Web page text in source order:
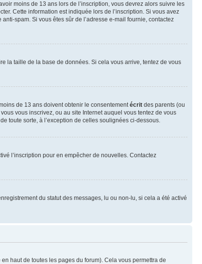
moins de 13 ans lors de l’inscription, vous devrez alors suivre les
Cette information est indiquée lors de l’inscription. Si vous avez
spam. Si vous êtes sûr de l’adresse e-mail fournie, contactez
la taille de la base de données. Si cela vous arrive, tentez de vous
de 13 ans doivent obtenir le consentementécrit des parents (ou
vous inscrivez, ou au site Internet auquel vous tentez de vous
toute sorte, à l’exception de celles soulignées ci-dessous.
l’inscription pour en empêcher de nouvelles. Contactez
du statut des messages, lu ou non-lu, si cela a été activé
haut de toutes les pages du forum). Cela vous permettra de